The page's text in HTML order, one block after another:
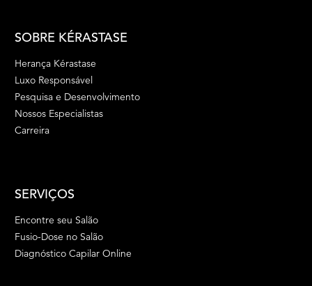
SOBRE KÉRASTASE
Herança Kérastase
Luxo Responsável
Pesquisa e Desenvolvimento
Nossos Especialistas
Carreira
SERVIÇOS
Encontre seu Salão
Fusio-Dose no Salão
Diagnóstico Capilar Online